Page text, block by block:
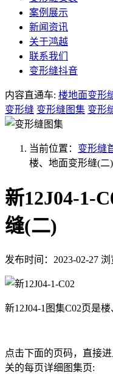
案例展示
新闻资讯
关于鸿越
联系我们
变形缝抖音
内容直通车: 楼地面变形
变形缝 变形缝图集 变形
当前位置： 变形缝
楼、地面变形缝(二)
新12J04-1-
缝(二)
发布时间：2023-02-27 浏
新12J04-1图集C02页是
点击下面的页码，直接
关的每页详细图集页: